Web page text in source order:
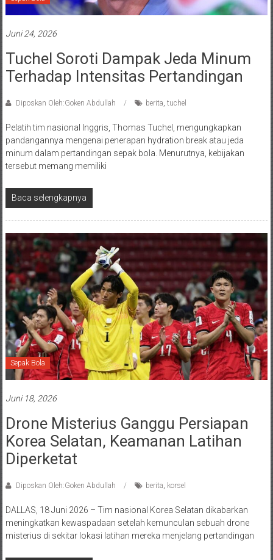
Juni 24, 2026
Tuchel Soroti Dampak Jeda Minum
Terhadap Intensitas Pertandingan
Diposkan Oleh:Goken Abdullah berita, tuchel
Pelatih tim nasional Inggris, Thomas Tuchel, mengungkapkan
pandangannya mengenai penerapan hydration break atau jeda
minum dalam pertandingan sepak bola. Menurutnya, kebijakan
tersebut memang memiliki
Baca selengkapnya
Sepak Bola
Juni 18, 2026
Drone Misterius Ganggu Persiapan
Korea Selatan, Keamanan Latihan
Diperketat
Diposkan Oleh:Goken Abdullah berita korsel
DALLAS, 18 Juni 2026 – Tim nasional Korea Selatan dikabarkan
meningkatkan kewaspadaan setelah kemunculan sebuah drone
misterius di sekitar lokasi latihan mereka menjelang pertandingan